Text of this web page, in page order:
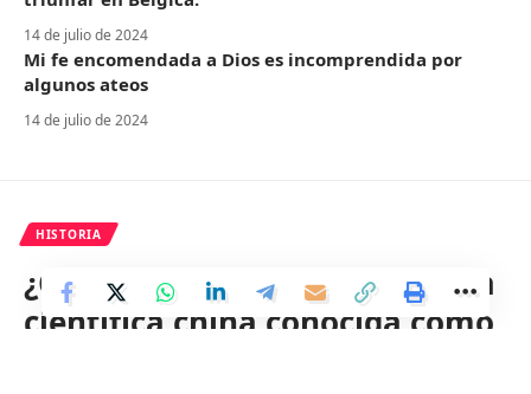
14 de julio de 2024
Mi fe encomendada a Dios es incomprendida por
algunos ateos
14 de julio de 2024
HISTORIA
¿Cuál fue la razón por la que la
científica china conocida como